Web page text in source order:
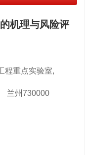
机理与风险评
程重点实验室,
兰州730000